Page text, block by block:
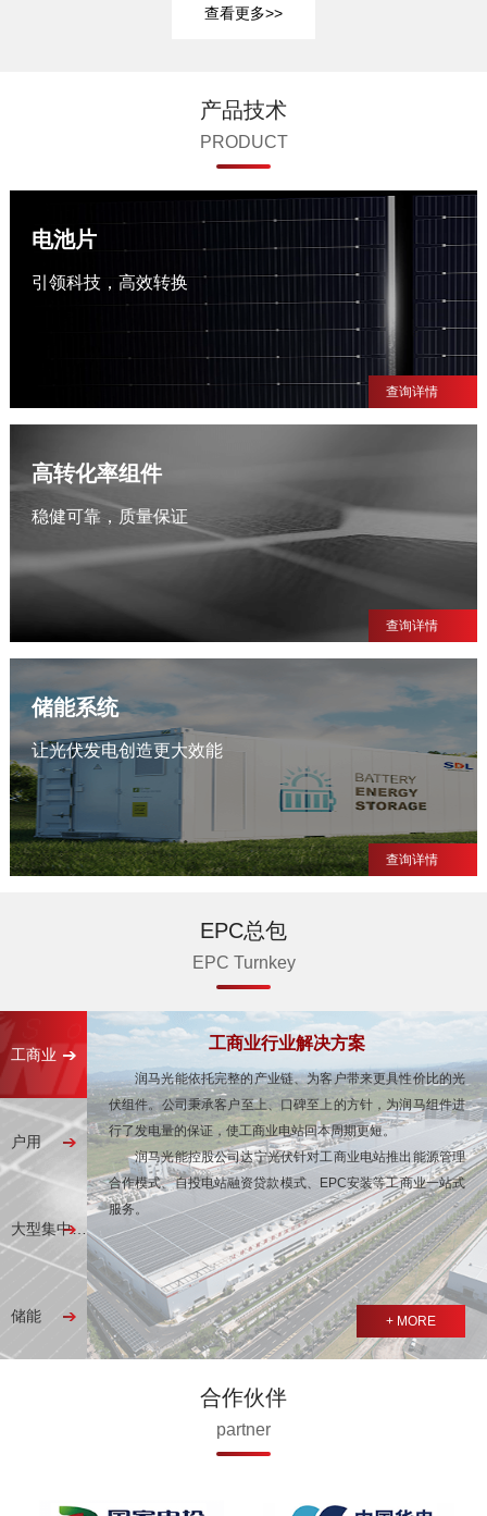
查看更多>>
产品技术
PRODUCT
电池片
引领科技，高效转换
查询详情
高转化率组件
稳健可靠，质量保证
查询详情
储能系统
让光伏发电创造更大效能
查询详情
EPC总包
EPC Turnkey
工商业
户用
大型集中式电站
储能
工商业行业解决方案
润马光能依托完整的产业链、为客户带来更具性价比的光
伏组件。公司秉承客户至上、口碑至上的方针，为润马组件进
行了发电量的保证，使工商业电站回本周期更短。
润马光能控股公司达宁光伏针对工商业电站推出能源管理
合作模式、自投电站融资贷款模式、EPC安装等工商业一站式
服务。
+ MORE
合作伙伴
partner